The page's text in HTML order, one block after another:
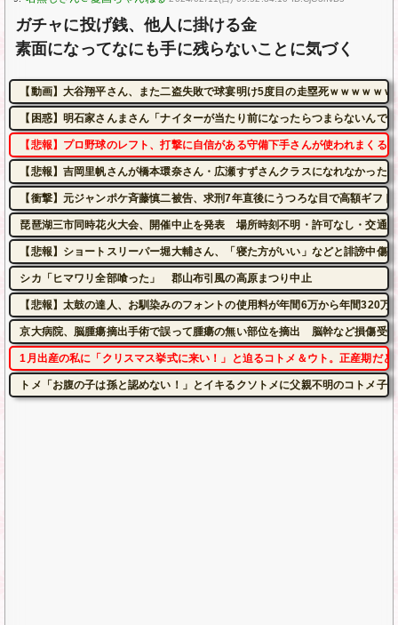
ガチャに投げ銭、他人に掛ける金
素面になってなにも手に残らないことに気づく
【動画】大谷翔平さん、また二盗失敗で球宴明け5度目の走塁死ｗｗｗｗｗｗ
【困惑】明石家さんまさん「ナイターが当たり前になったらつまらないんで
【悲報】プロ野球のレフト、打撃に自信がある守備下手さんが使われまくる
【悲報】吉岡里帆さんが橋本環奈さん・広瀬すずさんクラスになれなかった
【衝撃】元ジャンポケ斉藤慎二被告、求刑7年直後にうつろな目で高額ギフ
琵琶湖三市同時花火大会、開催中止を発表 場所時刻不明・許可なし・交通
【悲報】ショートスリーパー堀大輔さん、「寝た方がいい」などと誹謗中傷
シカ「ヒマワリ全部喰った」 郡山布引風の高原まつり中止
【悲報】太鼓の達人、お馴染みのフォントの使用料が年間6万から年間320万
京大病院、脳腫瘍摘出手術で誤って腫瘍の無い部位を摘出 脳幹など損傷受
1月出産の私に「クリスマス挙式に来い！」と迫るコトメ＆ウト。正産期だ
トメ「お腹の子は孫と認めない！」とイキるクソトメに父親不明のコトメ